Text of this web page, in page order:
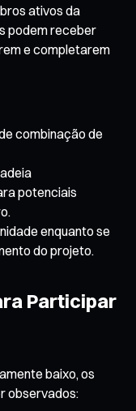
ativos da
podem receber
e completarem
combinação de
potenciais
enquanto se
do projeto.
Participar
baixo, os
observados: